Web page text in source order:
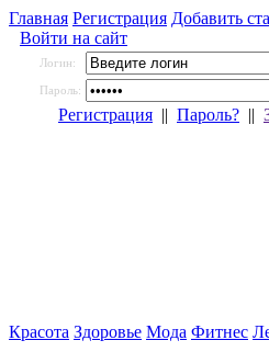
Главная Регистрация Добавить
Войти на сайт
Логин:
Пароль:
Регистрация || Пароль? ||
Красота Здоровье Мода Фитнес